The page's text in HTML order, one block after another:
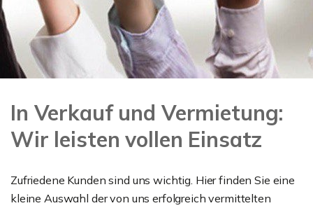
In Verkauf und Vermietung:
Wir leisten vollen Einsatz
Zufriedene Kunden sind uns wichtig. Hier finden Sie eine
kleine Auswahl der von uns erfolgreich vermittelten